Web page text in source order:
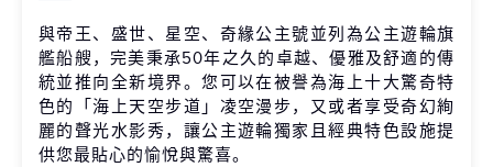
與帝王、盛世、星空、奇緣公主號並列為公主遊輪旗
艦船艘，完美秉承50年之久的卓越、優雅及舒適的傳
統並推向全新境界。您可以在被譽為海上十大驚奇特
色的「海上天空步道」凌空漫步，又或者享受奇幻絢
麗的聲光水影秀，讓公主遊輪獨家且經典特色設施提
供您最貼心的愉悅與驚喜。